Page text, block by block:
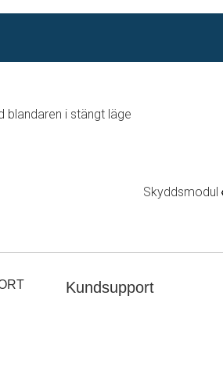
blandaren i stängt läge
Skyddsmodul
Kundsupport